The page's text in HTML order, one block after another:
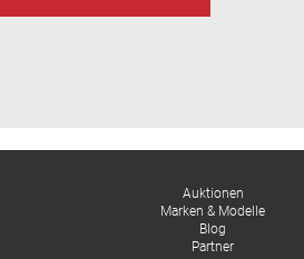
Auktionen
Marken & Modelle
Blog
Partner